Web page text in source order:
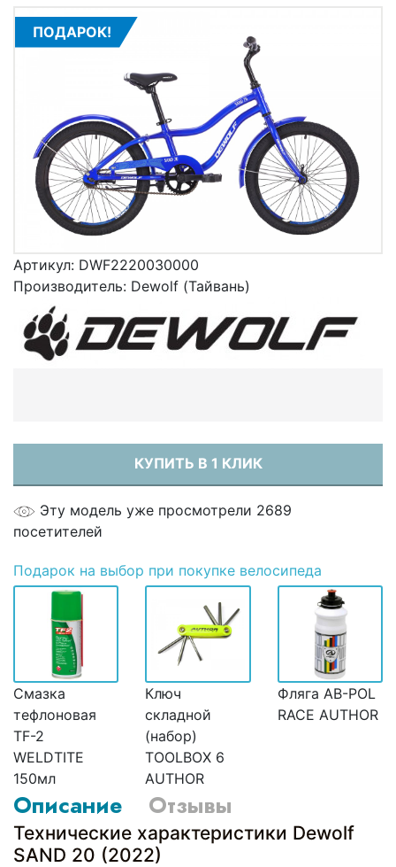
ПОДАРОК!
Артикул: DWF2220030000
Производитель: Dewolf (Тайвань)
КУПИТЬ В 1 КЛИК
Эту модель уже просмотрели 2689
посетителей
Подарок на выбор при покупке велосипеда
Смазка
тефлоновая
TF-2
WELDTITE
150мл
Ключ
складной
(набор)
TOOLBOX 6
AUTHOR
Фляга AB-POL
RACE AUTHOR
Описание Отзывы
Технические характеристики Dewolf
SAND 20 (2022)